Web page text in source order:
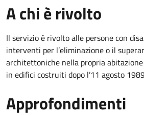
A chi è rivolto
Il servizio è rivolto alle persone con
interventi per l’eliminazione o il
architettoniche nella propria
in edifici costruiti dopo l’11 agosto
Approfondimenti